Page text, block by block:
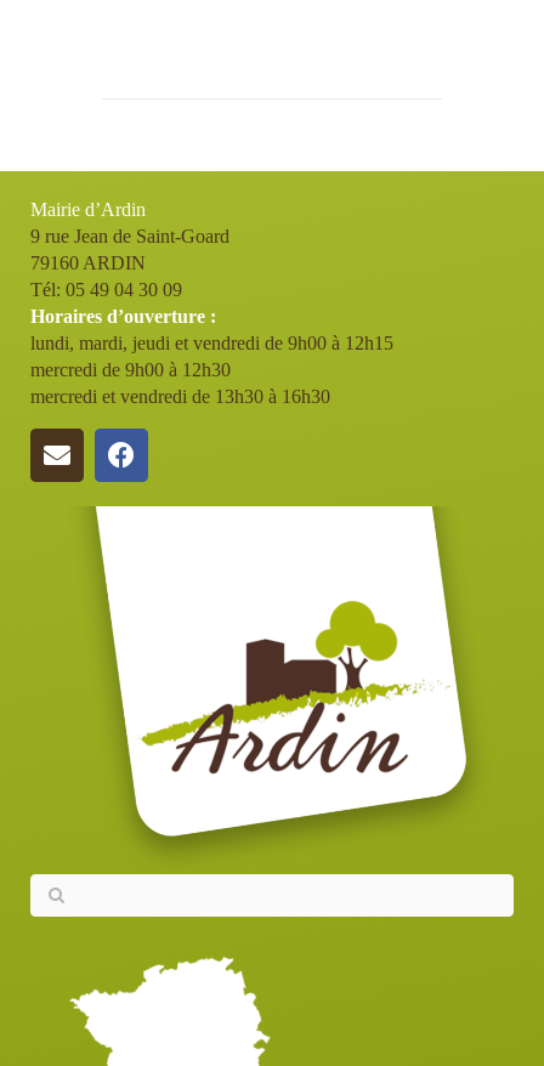
Mairie d’Ardin
9 rue Jean de Saint-Goard
79160 ARDIN
Tél: 05 49 04 30 09
Horaires d’ouverture :
lundi, mardi, jeudi et vendredi de 9h00 à 12h15
mercredi de 9h00 à 12h30
mercredi et vendredi de 13h30 à 16h30